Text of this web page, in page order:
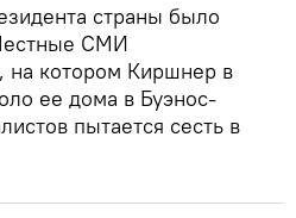
страны было
СМИ
на котором Киршнер в
ее дома в Буэнос-
пытается сесть в